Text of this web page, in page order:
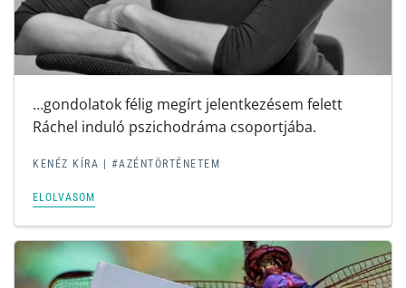
…gondolatok félig megírt jelentkezésem felett
Ráchel induló pszichodráma csoportjába.
KENÉZ KÍRA | #AZÉNTÖRTÉNETEM
ELOLVASOM